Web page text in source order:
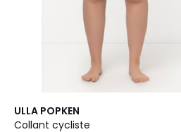
ULLA POPKEN
Collant cycliste
3,7
/ 5
16
Couleurs